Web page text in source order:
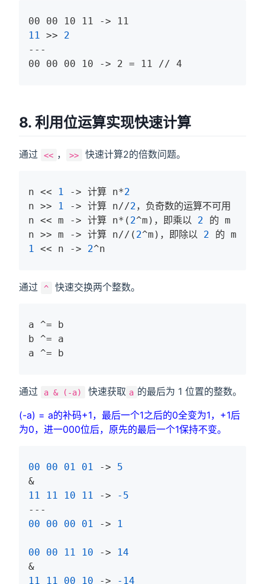
11 >> 2
---
00 00 00 10 -> 2 = 11 // 4
8. 利用位运算实现快速计算
通过 << ， >> 快速计算2的倍数问题。
n << 1 -> 计算 n*2
n >> 1 -> 计算 n//2
n << m -> 计算 n*( 2^m)，即乘以 2
n >> m -> 计算 n//( 2^m)，即除以 2
1 << n -> 2^n
通过 ^ 快速交换两个整数。
a ^= b
b ^= a
a ^= b
通过 a & (-a) 快速获取 a 的最后为 1 位置的整数。
(-a) = a的补码+1，最后一个1之后的0全变为1，+1后
为0，进一000位后，原先的最后一个1保持不变。
00 00 01 01 -> 5
11
11 10 11 ->
-5
00
00 00 01 -> 1
00 00 11 10 ->
14
11
11 00 10 -> -14